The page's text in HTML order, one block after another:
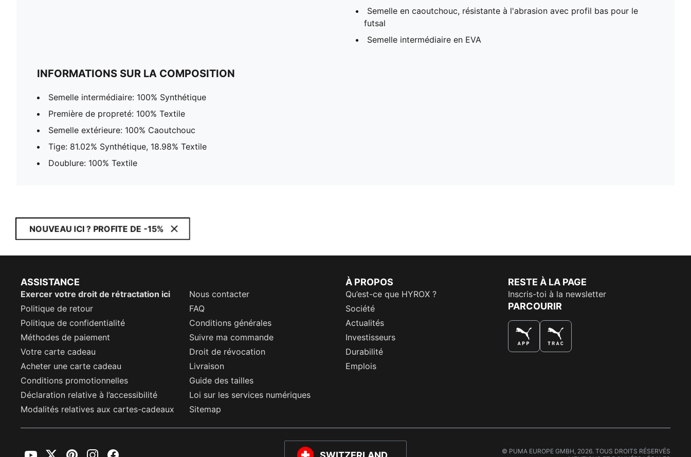
Semelle en caoutchouc, résistante à l'abrasion avec profil bas pour le
futsal
Semelle intermédiaire en EVA
INFORMATIONS SUR LA COMPOSITION
Semelle intermédiaire: 100% Synthétique
Première de propreté: 100% Textile
Semelle extérieure: 100% Caoutchouc
Tige: 81.02% Synthétique, 18.98% Textile
Doublure: 100% Textile
NOUVEAU ICI ? PROFITE DE -15%
ASSISTANCE
Exercer votre droit de rétractation ici
Nous contacter
Politique de retour
FAQ
Politique de confidentialité
Conditions générales
Méthodes de paiement
Suivre ma commande
Votre carte cadeau
Droit de révocation
Acheter une carte cadeau
Livraison
Conditions promotionnelles
Guide des tailles
Déclaration relative à l’accessibilité
Loi sur les services numériques
Modalités relatives aux cartes-cadeaux
Sitemap
À PROPOS
Qu’est-ce que HYROX ?
Société
Actualités
Investisseurs
Durabilité
Emplois
RESTE À LA PAGE
Inscris-toi à la newsletter
PARCOURIR
© PUMA EUROPE GMBH, 2026. TOUS DROITS RÉSERVÉS